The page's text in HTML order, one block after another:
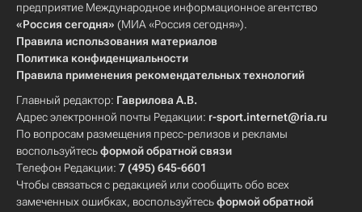
предприятие Международное информационное агентство
«Россия сегодня» (МИА «Россия сегодня»).
Правила использования материалов
Политика конфиденциальности
Правила применения рекомендательных технологий
Главный редактор: Гаврилова А.В.
Адрес электронной почты Редакции: r-sport.internet@ria.ru
По вопросам размещения пресс-релизов и рекламы
воспользуйтесьформой обратной связи
Телефон Редакции: 7 (495) 645-6601
Чтобы связаться с редакцией или сообщить обо всех
замеченных ошибках, воспользуйтесьформой обратной